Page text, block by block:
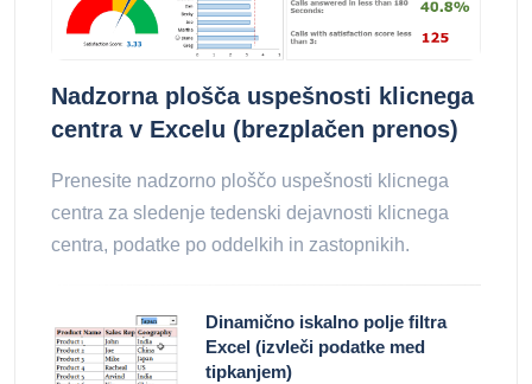
Nadzorna plošča uspešnosti klicnega
centra v Excelu (brezplačen prenos)
Prenesite nadzorno ploščo uspešnosti klicnega
centra za sledenje tedenski dejavnosti klicnega
centra, podatke po oddelkih in zastopnikih.
Dinamično iskalno polje filtra
Excel (izvleči podatke med
tipkanjem)